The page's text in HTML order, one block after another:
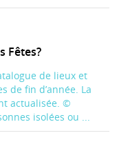
Fêtes?
de lieux et
de fin d’année. La
actualisée. ©
isolées ou ...